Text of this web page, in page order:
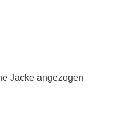
Jacke angezogen